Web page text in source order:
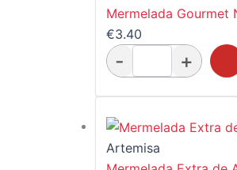
Mermelada Gourmet
€3.40
Artemisa